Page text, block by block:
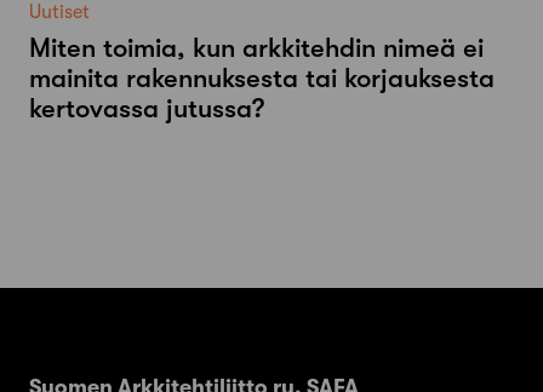
Uutiset
Miten toimia, kun arkkitehdin nimeä ei
mainita rakennuksesta tai korjauksesta
kertovassa jutussa?